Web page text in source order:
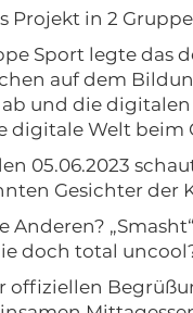
Projekt in 2
Sport legte das
auf dem
und die digitalen
digitale Welt beim
05.06.2023
Gesichter der
Anderen?
doch total
offiziellen